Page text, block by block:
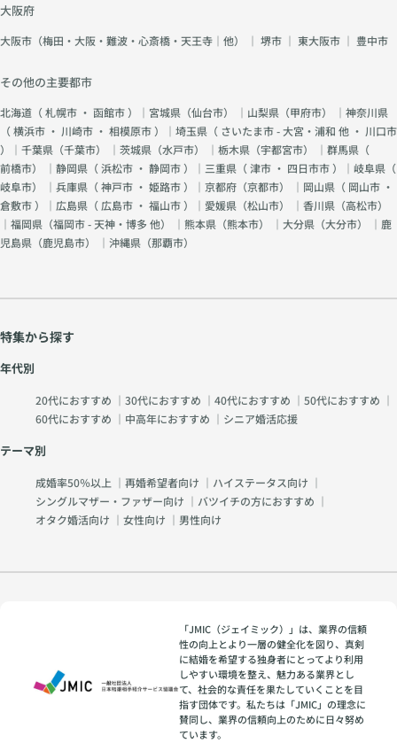
大阪府
大阪市（梅田・大阪・難波・心斎橋・天王寺｜他） ｜ 堺市 ｜ 東大阪市 ｜ 豊中市
その他の主要都市
北海道（札幌市 ・ 函館市）｜宮城県（仙台市） ｜山梨県（甲府市） ｜神奈川県
（横浜市 ・ 川崎市 ・ 相模原市）｜埼玉県（ さいたま市 - 大宮・浦和 他 ・ 川口市
）｜千葉県（千葉市） ｜茨城県（水戸市） ｜栃木県（宇都宮市） ｜群馬県（
前橋市） ｜静岡県（浜松市 ・ 静岡市）｜三重県（津市 ・ 四日市市）｜岐阜県（
岐阜市） ｜兵庫県（神戸市 ・ 姫路市）｜京都府（京都市） ｜岡山県（ 岡山市 ・
倉敷市）｜広島県（ 広島市 ・ 福山市）｜愛媛県（松山市） ｜香川県（高松市）
｜福岡県（福岡市 - 天神・博多 他） ｜熊本県（熊本市） ｜大分県（大分市） ｜鹿
児島県（鹿児島市） ｜沖縄県（那覇市）
特集から探す
年代別
20代におすすめ ｜ 30代におすすめ ｜ 40代におすすめ ｜ 50代におすすめ ｜
60代におすすめ ｜ 中高年におすすめ ｜ シニア婚活応援
テーマ別
成婚率50％以上 ｜ 再婚希望者向け ｜ ハイステータス向け ｜
シングルマザー・ファザー向け ｜ バツイチの方におすすめ ｜
オタク婚活向け ｜ 女性向け ｜ 男性向け
「JMIC（ジェイミック）」は、業界の信頼
性の向上とより一層の健全化を図り、真剣
に結婚を希望する独身者にとってより利用
しやすい環境を整え、魅力ある業界とし
て、社会的な責任を果たしていくことを目
指す団体です。私たちは「JMIC」の理念に
賛同し、業界の信頼向上のために日々努め
ています。